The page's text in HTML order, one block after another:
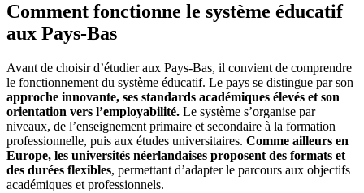
Comment fonctionne le système éducatif
aux Pays-Bas
Avant de choisir d’étudier aux Pays-Bas, il convient de comprendre
le fonctionnement du système éducatif. Le pays se distingue par son
approche innovante, ses standards académiques élevés et son
orientation vers l’employabilité. Le système s’organise par
niveaux, de l’enseignement primaire et secondaire à la formation
professionnelle, puis aux études universitaires. Comme ailleurs en
Europe, les universités néerlandaises proposent des formats et
des durées flexibles, permettant d’adapter le parcours aux objectifs
académiques et professionnels.